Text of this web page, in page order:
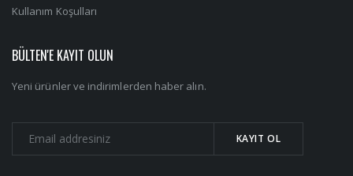
Kullanım Koşulları
BÜLTEN'E KAYIT OLUN
Yeni ürünler ve indirimlerden haber alın.